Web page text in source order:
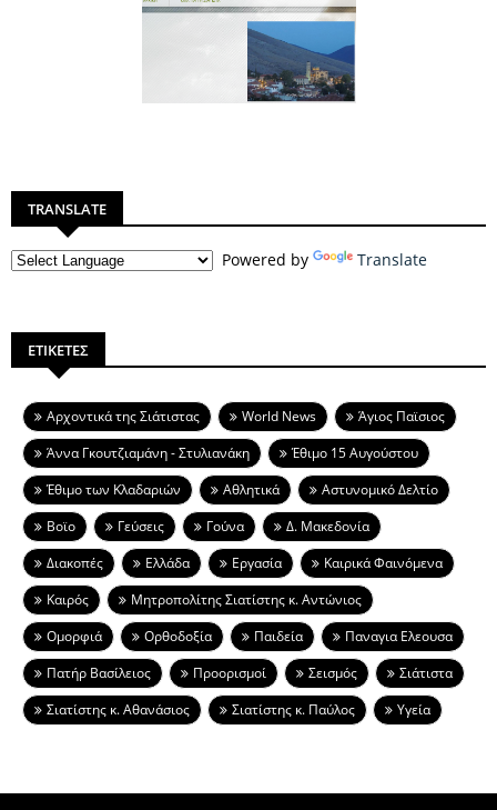
TRANSLATE
Powered by Translate
ΕΤΙΚΕΤΕΣ
Aρχοντικά της Σιάτιστας World News
Άγιος Παϊσιος
Άννα Γκουτζιαμάνη - Στυλιανάκη
Έθιμο 15 Αυγούστου
Έθιμο των Κλαδαριών
Αθλητικά
Αστυνομικό Δελτίο
Βοϊο
Γεύσεις Γούνα
Δ. Μακεδονία
Διακοπές
Ελλάδα Εργασία
Καιρικά Φαινόμενα
Καιρός
Μητροπολίτης Σιατίστης κ. Αντώνιος
Ομορφιά
Ορθοδοξία Παιδεία
Παναγια Ελεουσα
Πατήρ Βασίλειος
Προορισμοί Σεισμός
Σιάτιστα
Σιατίστης κ. Αθανάσιος
Σιατίστης κ. Παύλος Υγεία